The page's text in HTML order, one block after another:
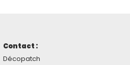
Contact :
Décopatch